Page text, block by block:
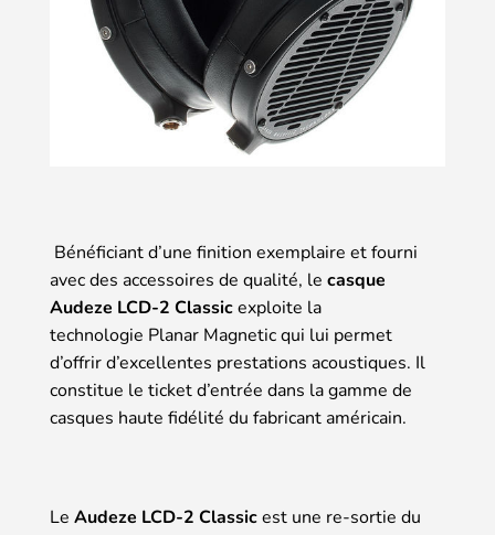
Bénéficiant d’une finition exemplaire et fourni
avec des accessoires de qualité, le casque
Audeze LCD-2 Classicexploite la
technologie Planar Magnetic qui lui permet
d’offrir d’excellentes prestations acoustiques. Il
constitue le ticket d’entrée dans la gamme de
casques haute fidélité du fabricant américain.
Le Audeze LCD-2 Classicest une re-sortie du